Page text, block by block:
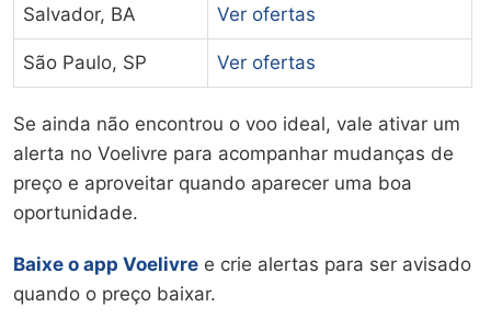
Salvador, BA Ver ofertas
São Paulo, SP Ver ofertas
Se ainda não encontrou o voo ideal, vale ativar um
alerta no Voelivre para acompanhar mudanças de
preço e aproveitar quando aparecer uma boa
oportunidade.
Baixe o app Voelivre e crie alertas para ser avisado
quando o preço baixar.